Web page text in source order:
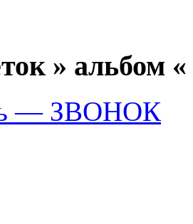
» альбом «
— ЗВОНОК